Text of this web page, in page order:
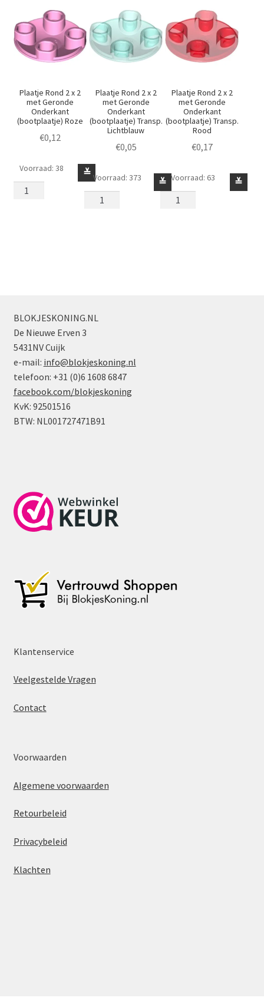
Plaatje Rond 2 x 2
met Geronde
Onderkant
(bootplaatje) Roze
€0,12
Plaatje
Rond
aantal
≚
Voorraad: 38
Plaatje Rond 2 x 2
met Geronde
Onderkant
(bootplaatje) Transp.
Lichtblauw
€0,05
Plaatje
Rond
Transp.
≚
Voorraad: 373
Plaatje Rond 2 x 2
met Geronde
Onderkant
(bootplaatje) Transp.
Rood
€0,17
Plaatje
Rond
≚
Voorraad: 63
BLOKJESKONING.NL
De Nieuwe Erven 3
5431NV Cuijk
e-mail: info@blokjeskoning.nl
telefoon: +31 (0)6 1608 6847
facebook.com/blokjeskoning
KvK: 92501516
BTW: NL001727471B91
Klantenservice
Veelgestelde Vragen
Contact
Voorwaarden
Algemene voorwaarden
Retourbeleid
Privacybeleid
Klachten